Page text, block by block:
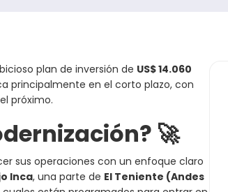
plan de inversión de US$ 14.060
principalmente en el corto plazo, con
próximo.
🚀
sus operaciones con un enfoque claro
Inca, una parte de El Teniente (Andes